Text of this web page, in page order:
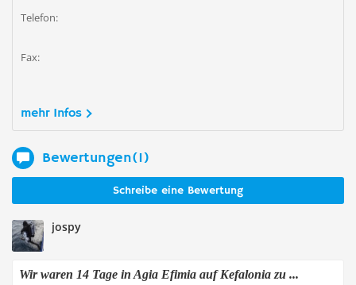
Telefon:
Fax:
mehr Infos
Bewertungen(1)
Schreibe eine Bewertung
jospy
Wir waren 14 Tage in Agia Efimia auf Kefalonia zu ...